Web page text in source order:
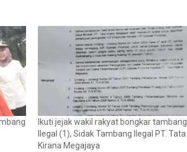
Ikuti jejak wakil rakyat bongkar tambang
Ilegal (1), Sidak Tambang Ilegal PT. Tata
Kirana Megajaya